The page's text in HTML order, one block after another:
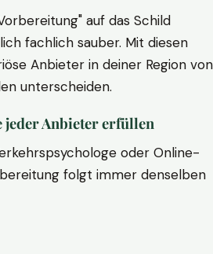
auf das Schild
fachlich sauber. Mit diesen
Anbieter in deiner Region von
unterscheiden.
Anbieter erfüllen
oder Online-
folgt immer denselben